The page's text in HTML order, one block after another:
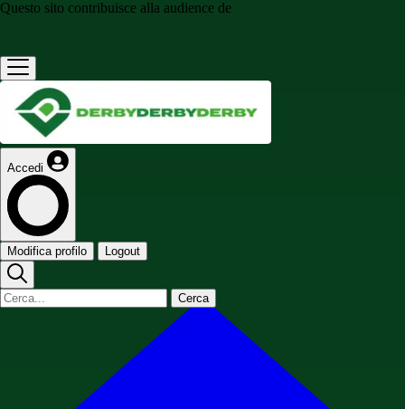
Questo sito contribuisce alla audience de
Accedi
Modifica profilo Logout
Cerca